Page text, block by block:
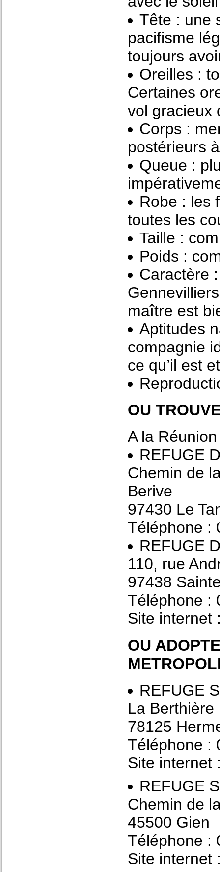
Tête : une
pacifisme
toujours
Oreilles :
Certaines
vol gracieux
Corps :
postérieurs
Queue :
Robe : les
toutes les
Taille :
Poids :
Caractère
maître est
Aptitudes
compagnie
ce qu’il est
OU
A la
REFUGE
Chemin de
Berive
97430 Le
Téléphone :
REFUGE
110, rue
97438
Téléphone :
Site internet
OU
REFUGE
La Berthière
78125
Téléphone :
Site internet
REFUGE
Chemin de
45500 Gien
Téléphone :
Site internet